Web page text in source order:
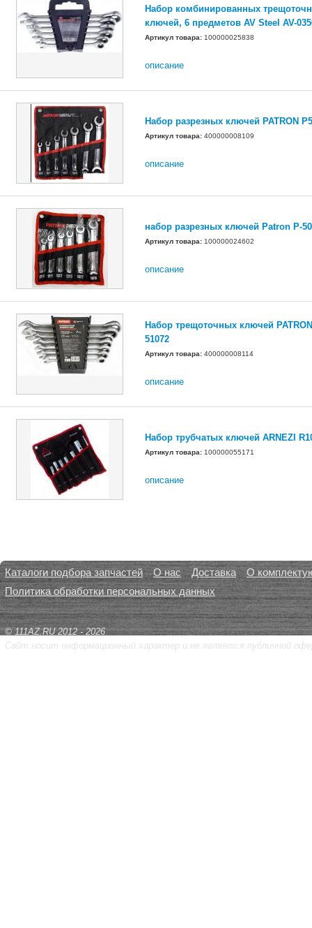
Набор комбинированных
ключей, 6 предметов AV Steel AV-
Артикул товара: 100000025838
описание
Набор разрезных ключей PATRON
Артикул товара: 400000008109
описание
набор разрезных ключей Patron P-
Артикул товара: 100000024602
описание
Набор трещоточных ключей
51072
Артикул товара: 400000008114
описание
Набор трубчатых ключей ARNEZI
Артикул товара: 100000055171
описание
Каталоги подбора запчастей О нас Доставка
О
Политика обработки персональных данных
© 111AZ.RU 2012 - 2026
Сайт носит информационный характер и не является публичной